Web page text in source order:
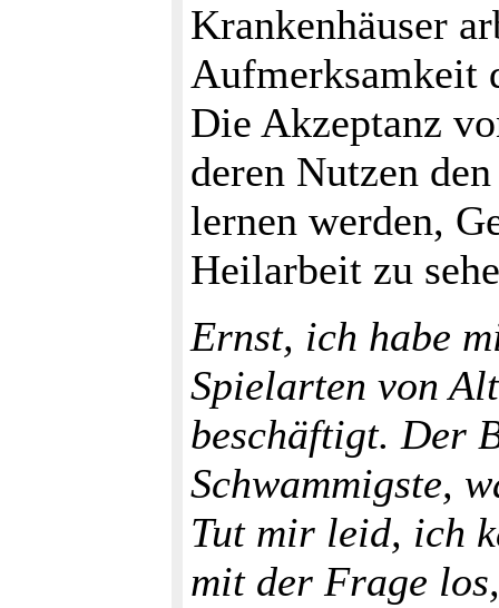
Krankenhäuser
Aufmerksamkeit
Die Akzeptanz
deren Nutzen
lernen werden,
Heilarbeit zu
Ernst, ich habe
Spielarten von
beschäftigt. Der
Schwammigste,
Tut mir leid, ich
mit der Frage